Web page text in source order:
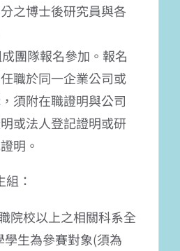
之博士後研究員與各
團隊報名參加。報名
職於同一企業公司或
須附在職證明與公司
或法人登記證明或研
明。
：
院校以上之相關科系全
生為參賽對象(須為